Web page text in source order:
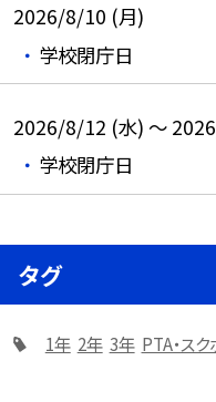
2026/8/10 (月)
学校閉庁日
2026/8/12 (水) ～
学校閉庁日
タグ
1年 2年 3年 PTA・スク